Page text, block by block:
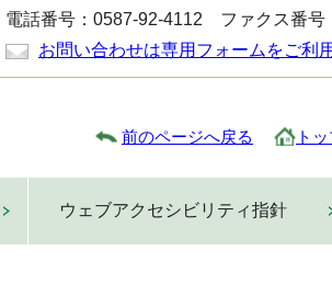
電話番号：0587-92-4112 ファクス番号
お問い合わせは専用フォームをご利
前のページへ戻る ト
ウェブアクセシビリティ指針